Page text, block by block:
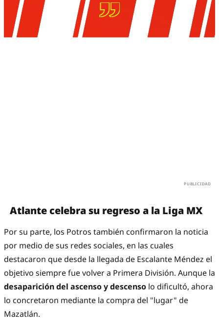
Atlante celebra su regreso a la Liga MX
Por su parte, los Potros también confirmaron la noticia
por medio de sus redes sociales, en las cuales
destacaron que desde la llegada de Escalante Méndez el
objetivo siempre fue volver a Primera División. Aunque la
desaparición del ascenso y descenso lo dificultó, ahora
lo concretaron mediante la compra del "lugar" de
Mazatlán.